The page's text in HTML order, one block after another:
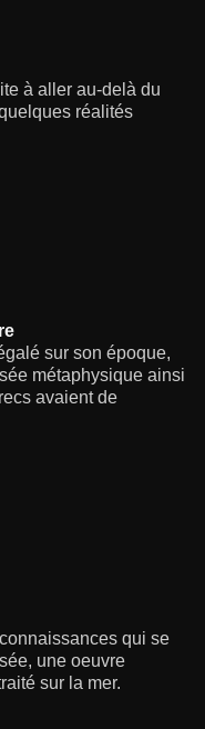
à aller au-delà du
réalités
sur son époque,
métaphysique ainsi
avaient de
qui se
une oeuvre
sur la mer.